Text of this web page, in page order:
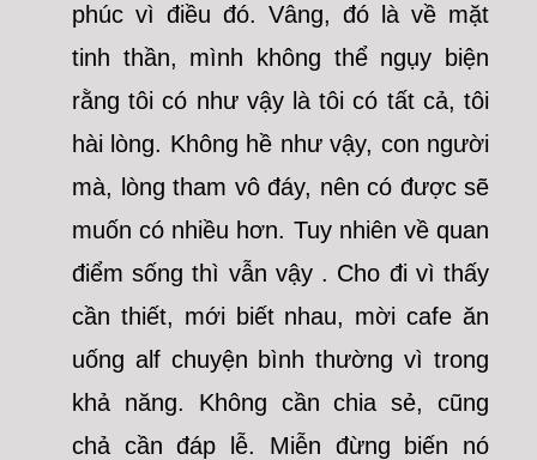
phúc vì điều đó. Vâng, đó là về mặt
tinh thần, mình không thể ngụy biện
rằng tôi có như vậy là tôi có tất cả, tôi
hài lòng. Không hề như vậy, con người
mà, lòng tham vô đáy, nên có được sẽ
muốn có nhiều hơn. Tuy nhiên về quan
điểm sống thì vẫn vậy . Cho đi vì thấy
cần thiết, mới biết nhau, mời cafe ăn
uống alf chuyện bình thường vì trong
khả năng. Không cần chia sẻ, cũng
chả cần đáp lễ. Miễn đừng biến nó